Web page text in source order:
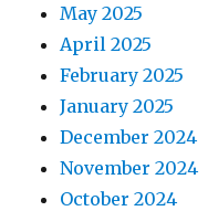
May 2025
April 2025
February 2025
January 2025
December 2024
November 2024
October 2024